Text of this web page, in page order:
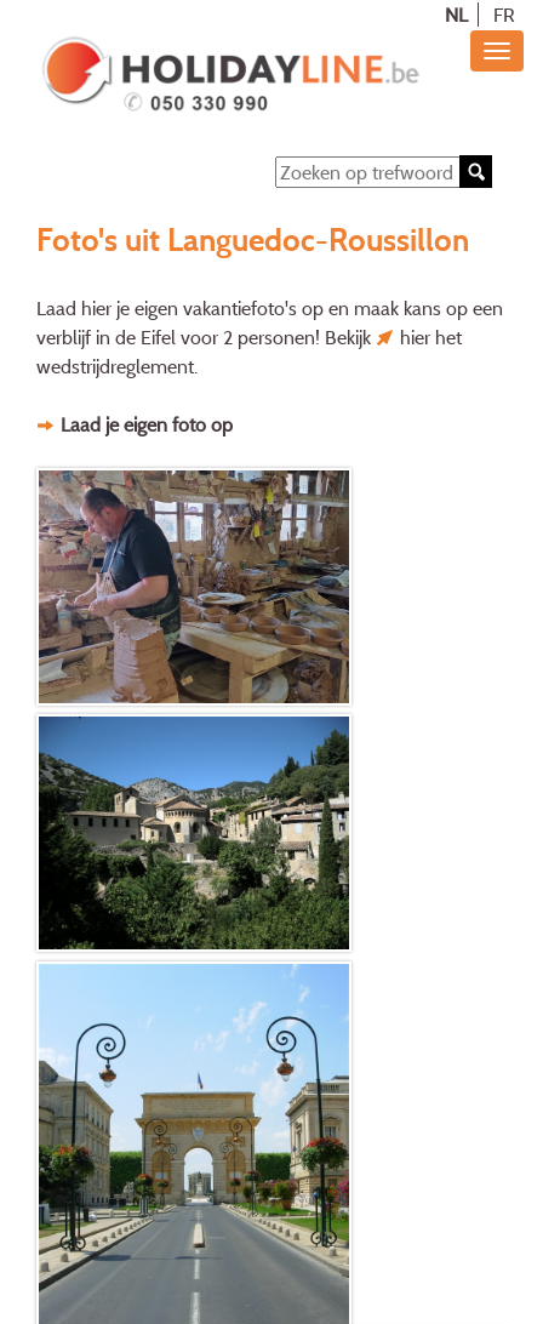
NL FR
Foto's uit Languedoc-Roussillon
Laad hier je eigen vakantiefoto's op en maak kans op een
verblijf in de Eifel voor 2 personen! Bekijk
hier het
wedstrijdreglement.
Laad je eigen foto op